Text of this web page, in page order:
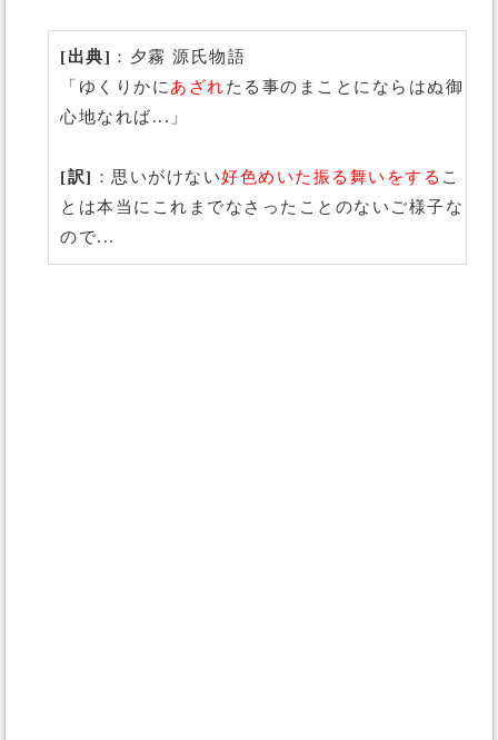
[出典] ：夕霧 源氏物語
「ゆくりかに あざれたる事のまことにならはぬ御
心地なれば...」
[訳] ：思いがけない好色めいた振る舞いをする こ
とは本当にこれまでなさったことのないご様子な
ので...